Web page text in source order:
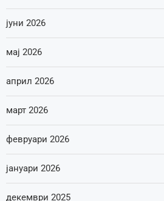
јуни 2026
мај 2026
април 2026
март 2026
февруари 2026
јануари 2026
декември 2025